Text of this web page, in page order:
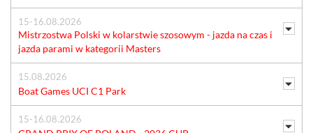
15-16.08.2026
Mistrzostwa Polski w kolarstwie szosowym - jazda na czas i
jazda parami w kategorii Masters
15.08.2026
Boat Games UCI C1 Park
15-16.08.2026